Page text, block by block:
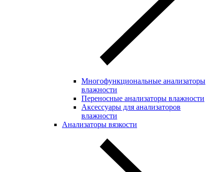
Многофункциональные анализаторы
влажности
Переносные анализаторы влажности
Аксессуары для анализаторов
влажности
Анализаторы вязкости